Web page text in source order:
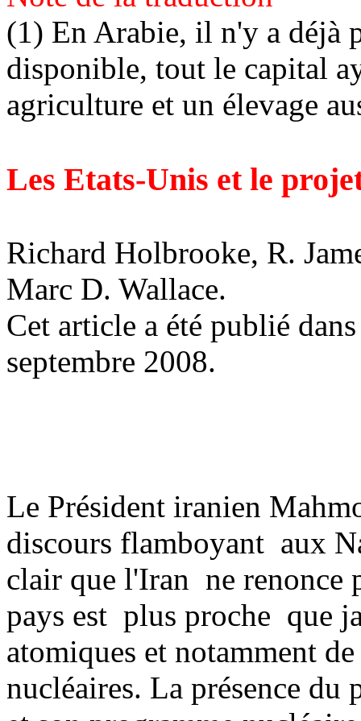
(1) En Arabie, il n'y a déjà
disponible, tout le capital
agriculture et un élevage
Les Etats-Unis et le
Richard Holbrooke, R.
Marc D. Wallace.
Cet article a été publié
septembre 2008.
Le Président iranien
discours flamboyant aux
clair que l'Iran ne renonce
pays est plus proche que
atomiques et notamment
nucléaires. La présence